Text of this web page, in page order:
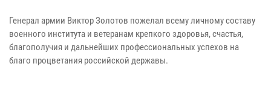
Генерал армии Виктор Золотов пожелал всему личному составу
военного института и ветеранам крепкого здоровья, счастья,
благополучия и дальнейших профессиональных успехов на
благо процветания российской державы.